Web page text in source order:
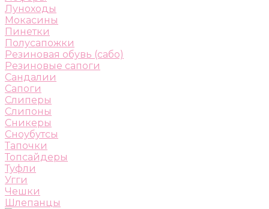
Луноходы
Мокасины
Пинетки
Полусапожки
Резиновая обувь (сабо)
Резиновые сапоги
Сандалии
Сапоги
Слиперы
Слипоны
Сникеры
Сноубутсы
Тапочки
Топсайдеры
Туфли
Угги
Чешки
Шлепанцы